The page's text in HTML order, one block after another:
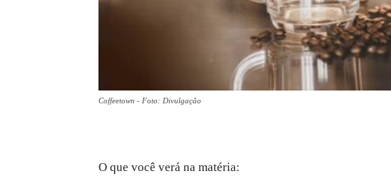
Coffeetown - Foto: Divulgação
O que você verá na matéria: